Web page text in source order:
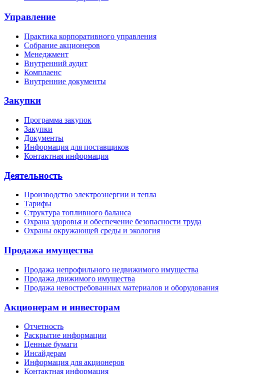
Управление
Практика корпоративного управления
Собрание акционеров
Менеджмент
Внутренний аудит
Комплаенс
Внутренние документы
Закупки
Программа закупок
Закупки
Документы
Информация для поставщиков
Контактная информация
Деятельность
Производство электроэнергии и тепла
Тарифы
Структура топливного баланса
Охрана здоровья и обеспечение безопасности труда
Охраны окружающей среды и экология
Продажа имущества
Продажа непрофильного недвижимого имущества
Продажа движимого имущества
Продажа невостребованных материалов и оборудования
Акционерам и инвесторам
Отчетность
Раскрытие информации
Ценные бумаги
Инсайдерам
Информация для акционеров
Контактная информация